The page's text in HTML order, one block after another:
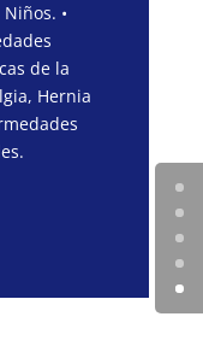
•
de la
Hernia